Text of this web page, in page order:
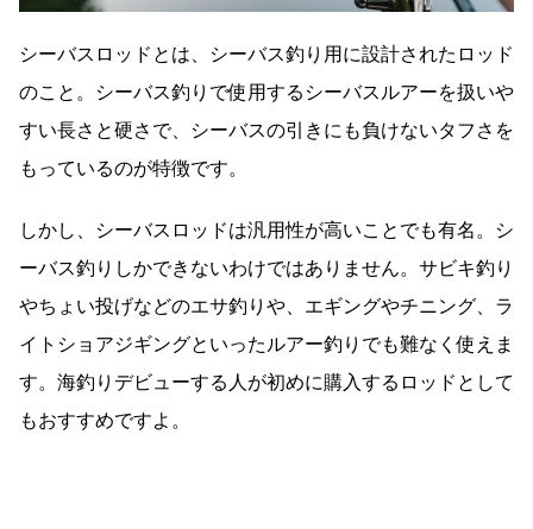
シーバスロッドとは、シーバス釣り用に設計されたロッド
のこと。シーバス釣りで使用するシーバスルアーを扱いや
すい長さと硬さで、シーバスの引きにも負けないタフさを
もっているのが特徴です。
しかし、シーバスロッドは汎用性が高いことでも有名。シ
ーバス釣りしかできないわけではありません。サビキ釣り
やちょい投げなどのエサ釣りや、エギングやチニング、ラ
イトショアジギングといったルアー釣りでも難なく使えま
す。海釣りデビューする人が初めに購入するロッドとして
もおすすめですよ。